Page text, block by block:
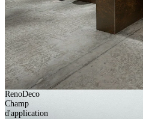
RenoDeco
Champ
d'application